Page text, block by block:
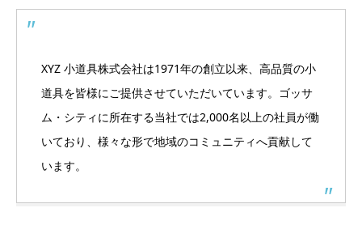
XYZ 小道具株式会社は1971年の創立以来、高品質の小
道具を皆様にご提供させていただいています。ゴッサ
ム・シティに所在する当社では2,000名以上の社員が働
いており、様々な形で地域のコミュニティへ貢献して
います。